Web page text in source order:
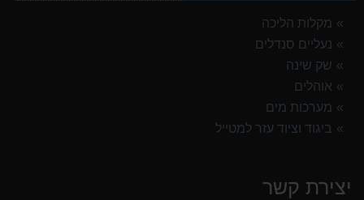
999.00 ₪
מקלות הליכה
נעליים סנדלים
שק שינה
אוהלים
מערכות מים
ביגוד וציוד עזר למטייל
יצירת קשר